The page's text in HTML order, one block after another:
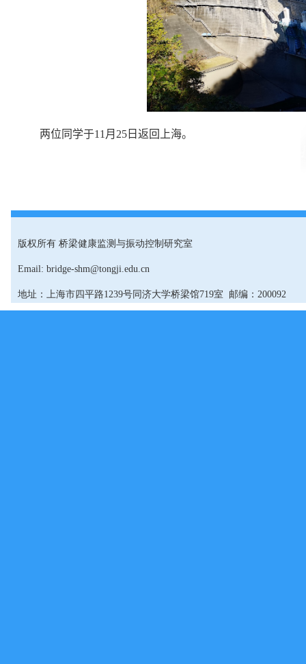
两位同学于11 月 25日返回上海。
版权所有 桥梁健康监测与振动控制研究室
Email: bridge-shm@tongji.edu.cn
地址：上海市四平路1239号同济大学桥梁馆719室 邮编：200092